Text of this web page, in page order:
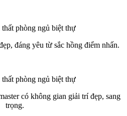
đáng yêu từ sắc hồng điểm nhấn.
có không gian giải trí đẹp, sang
trọng.